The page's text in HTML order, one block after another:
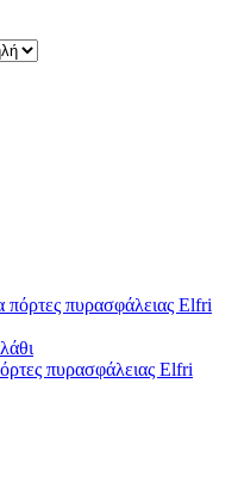
πυρασφάλειας Elfri